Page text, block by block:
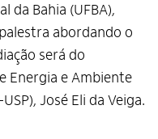
da Bahia (UFBA),
abordando o
será do
Energia e Ambiente
José Eli da Veiga.